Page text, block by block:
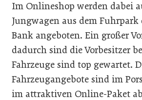
Im Onlineshop werden dabei
Jungwagen aus dem Fuhrpark
Bank angeboten. Ein großer
dadurch sind die Vorbesitzer
Fahrzeuge sind top gewartet.
Fahrzeugangebote sind im
im attraktiven Online-Paket